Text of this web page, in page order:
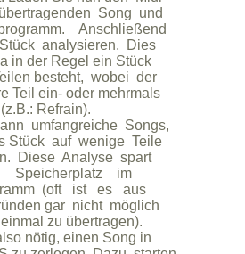
Song  und
Anschließend
analysieren.  Dies
in der Regel ein Stück
besteht,  wobei  der
Teil ein- oder mehrmals
(z.B.: Refrain).
umfangreiche  Songs,
Stück  auf  wenige  Teile
Diese  Analyse  spart
Speicherplatz    im
(oft   ist   es   aus
gar  nicht  möglich
zu übertragen).
nötig, einen Song in